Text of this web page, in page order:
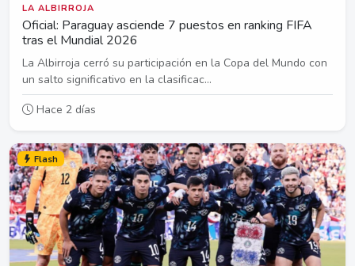
LA ALBIRROJA
Oficial: Paraguay asciende 7 puestos en ranking FIFA
tras el Mundial 2026
La Albirroja cerró su participación en la Copa del Mundo con
un salto significativo en la clasificac...
Hace 2 días
Flash